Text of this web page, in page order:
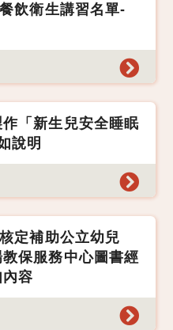
飲衛生講習名單-
「新生兒安全睡眠
說明
定補助公立幼兒
保服務中心圖書經
容